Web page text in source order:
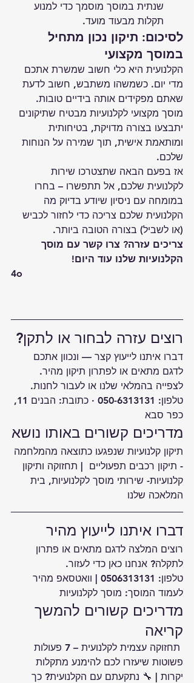
שנתית במוסך מוסמך כדי למנוע
תקלות מבעוד מועד.
לסיכום: תיקון נכון מתחיל
במוסך מקצועי
הקלנועית היא כלי חשוב שמשרת אתכם
מדי יום. כשמשהו משתבש, חשוב לדעת
שאתם מפקידים אותה בידיים טובות.
מוסך מקצועי לקלנועיות מבטיח שתיקונים
יתבצעו בצורה מדויקת, בטיחותית
ומותאמת אישית, תוך שמירה על הנוחות
שלכם.
אז בפעם הבאה שתצטרכו שירות
לקלנועית שלכם, אל תתפשרו – בחרו
במומחה עם ניסיון שיודע בדיוק מה
הקלנועית שלכם צריכה כדי לחזור לכביש
(או לשביל) בצורה הטובה ביותר.
צריכים עזרה? צרו קשר עם מוסך
הקלנועיות שלנו עוד היום!
4o
רוצים עזרה לבחור או לתקן?
דברו איתנו לייעוץ קצר — ונכוון אתכם
לדגם מתאים או לפתרון תיקון מהיר.
לצפייה בהמלאי שלנו או לעבור לחנות.
טלפון: 050-6313131 · כתובת: הבנים 11,
כפר סבא
מדריכים קשורים באותו נושא
תיקון קלנועיות שנפגעו כתוצאה מהמלחמה
- תיקון רכבים תפעוליים
| תחזוקה ותיקון
קלנועיות- שירותי מוסך לקלנועיות, בית
המלאכה שלנו
דברו איתנו לייעוץ מהיר
רוצים המלצה לדגם מתאים או פתרון
לתקלה? אנחנו כאן כדי לעזור.
טלפון: 0506313131
| וואטסאפ מהיר
לעמוד המוסך: מוסך לקלנועיות
מדריכים קשורים להמשך
קריאה
תחזוקה עצמית לקלנועית – 7 פעולות
פשוטות שיעזרו לכם להימנע מתקלות
יקרות | 🔧 נתקעתם עם הקלנועית? כך